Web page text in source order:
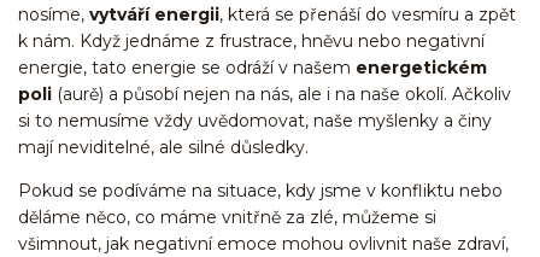
nosíme, vytváří energii, která se přenáší do vesmíru a zpět
k nám. Když jednáme z frustrace, hněvu nebo negativní
energie, tato energie se odráží v našem energetickém
poli (aurě) a působí nejen na nás, ale i na naše okolí. Ačkoliv
si to nemusíme vždy uvědomovat, naše myšlenky a činy
mají neviditelné, ale silné důsledky.
Pokud se podíváme na situace, kdy jsme v konfliktu nebo
děláme něco, co máme vnitřně za zlé, můžeme si
všimnout, jak negativní emoce mohou ovlivnit naše zdraví,